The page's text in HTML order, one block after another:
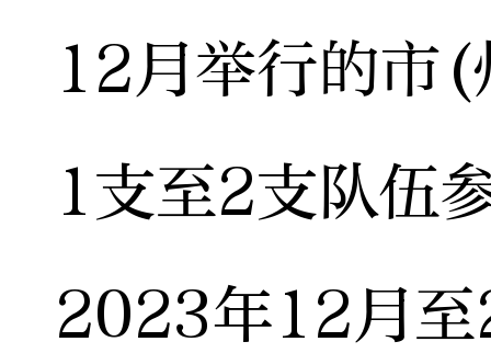
12月举行的市
1支至2支队伍
2023年12月